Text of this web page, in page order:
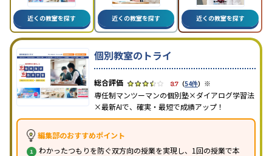
近くの教室を探す 近くの教室を探す 近くの教室を探す
個別教室のトライ
3.7 （54件） ※
専任制マンツーマンの個別塾×ダイアログ学習法
×最新AIで、確実・最短で成績アップ！
編集部のおすすめポイント
わかったつもりを防ぐ双方向の授業を実現し、1回の授業で本